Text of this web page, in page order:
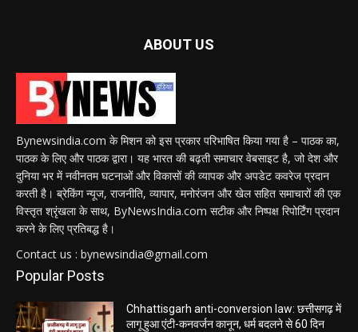
ABOUT US
Bynewsindia.com के मिशन को इस प्रकार परिभाषित किया गया है – पाठक का,
पाठक के लिए और पाठक द्वारा। यह भारत की बढ़ती समाचार वेबसाइट है, जो देश और
दुनिया भर में नवीनतम घटनाओं और विकासों की व्यापक और अपडेट कवरेज प्रदान
करती है। ब्रेकिंग न्यूज, राजनीति, व्यापार, मनोरंजन और खेल सहित समाचारों की एक
विस्तृत श्रृंखला के साथ, ByNewsIndia.com सटीक और निष्पक्ष रिपोर्टिंग प्रदान
करने के लिए प्रतिबद्ध है।
Contact us : bynewsindia@gmail.com
Popular Posts
Chhattisgarh anti-conversion law: छत्तीसगढ़ में
लागू हुआ एंटी-कनवर्जन कानून, धर्म बदलने से 60 दिन